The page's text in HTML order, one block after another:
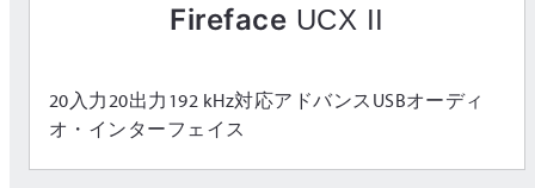
Fireface UCX II
20入力20出力192 kHz対応アドバンスUSBオーディ
オ・インターフェイス